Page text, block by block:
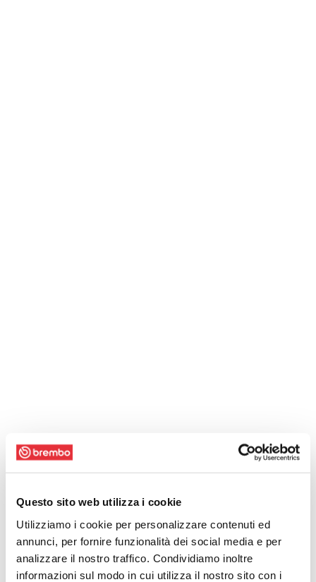
Questo sito web utilizza i cookie
Utilizziamo i cookie per personalizzare contenuti ed
annunci, per fornire funzionalità dei social media e per
analizzare il nostro traffico. Condividiamo inoltre
informazioni sul modo in cui utilizza il nostro sito con i